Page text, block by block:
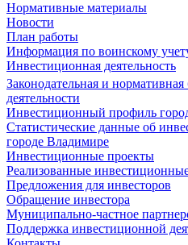
Нормативные материалы
Новости
План работы
Информация по воинскому
Инвестиционная деятельность
Законодательная и
деятельности
Инвестиционный профиль
Статистические данные об
городе Владимире
Инвестиционные проекты
Реализованные
Предложения для инвесторов
Обращение инвестора
Муниципально-частное
Поддержка инвестиционной